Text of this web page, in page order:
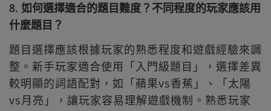
8. 如何選擇適合的題目難度？不同程度的玩家應該用
什麼題目？
題目選擇應該根據玩家的熟悉程度和遊戲經驗來調
整。新手玩家適合使用「入門級題目」，選擇差異
較明顯的詞語配對，如「蘋果vs香蕉」、「太陽
vs月亮」，讓玩家容易理解遊戲機制。熟悉玩家